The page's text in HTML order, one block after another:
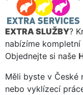
EXTRA SLUŽBY?
nabízíme
Objednejte si naše
Měli byste v České
nebo vyklízecí